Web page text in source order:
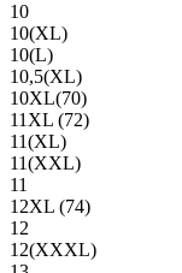
10
10(XL)
10(L)
10,5(XL)
10XL(70)
11XL (72)
11(XL)
11(XXL)
11
12XL (74)
12
12(ХХХL)